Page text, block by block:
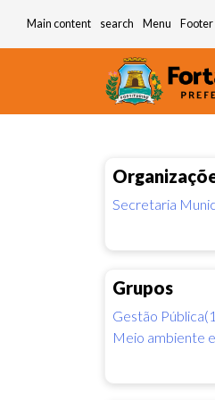
Main content search Menu Footer
Secretaria
Grupos
Gestão
Meio ambiente